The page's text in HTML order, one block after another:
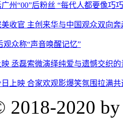
州“00”后粉丝 “每代人都要像巧
收官 主创来华与中国观众双向奔
观众称“声音唤醒记忆”
映 丞磊索微演绎纯爱与遗憾交织
上映 合家欢观影爆笑氛围拉满
2020